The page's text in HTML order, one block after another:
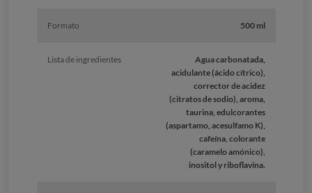
Formato 500 ml
Lista de ingredientes
Agua carbonatada,
acidulante (ácido cítrico),
corrector de acidez
(citratos de sodio), aroma,
taurina, edulcorantes
(aspartamo, acesulfamo K),
cafeína, colorante
(caramelo amónico),
inositol y riboflavina.